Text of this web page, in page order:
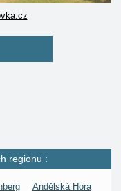
regionu :
Andělská Hora